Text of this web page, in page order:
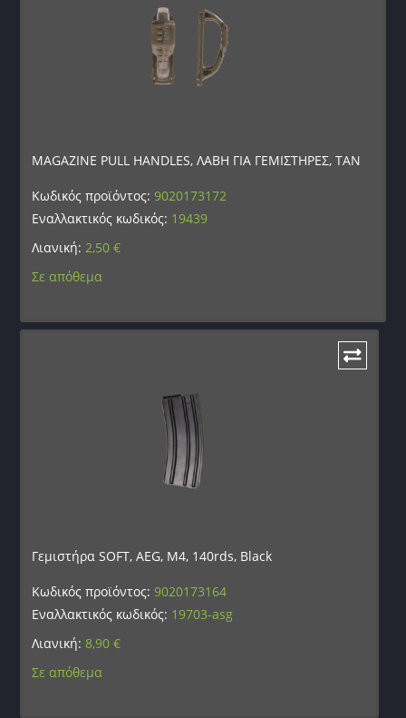
MAGAZINE PULL HANDLES, ΛΑΒΗ ΓΙΑ ΓΕΜΙΣΤΗΡΕΣ, TAN
Κωδικός προϊόντος:9020173172
Εναλλακτικός κωδικός: 19439
Λιανική:2,50€
Σε απόθεμα
Γεμιστήρα SOFT, AEG, M4, 140rds, Black
Κωδικός προϊόντος:9020173164
Εναλλακτικός κωδικός: 19703-asg
Λιανική:8,90€
Σε απόθεμα